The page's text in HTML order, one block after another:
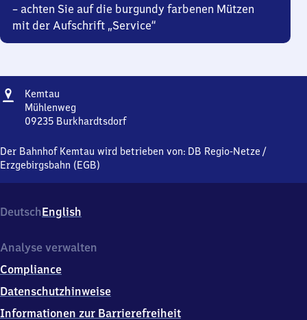
– achten Sie auf die burgundy farbenen Mützen
mit der Aufschrift „Service“
Adresse
Kemtau
Mühlenweg
09235 Burkhardtsdorf
Mühlenweg,
0
5
Der Bahnhof Kemtau wird betrieben von: DB Regio-Netze /
Erzgebirgsbahn (EGB)
DeutschEnglish
Analyse verwalten
Compliance
Datenschutzhinweise
Informationen zur Barrierefreiheit